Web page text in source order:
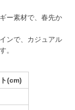
ー素材で、春先か
ンで、カジュアル
。
(cm)